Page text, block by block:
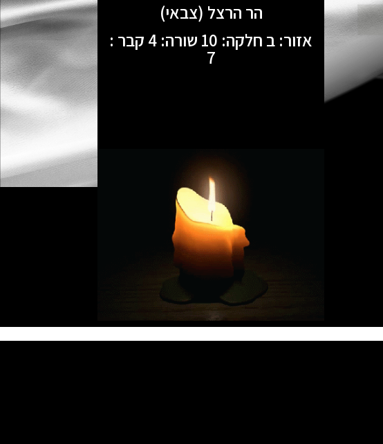
הר הרצל (צבאי)
אזור: ב חלקה: 10 שורה: 4 קבר :
7